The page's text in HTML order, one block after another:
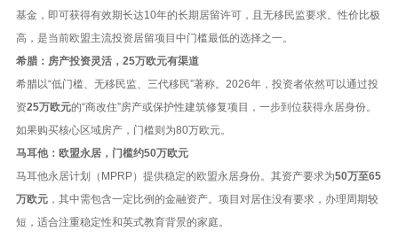
基金，即可获得有效期长达10年的长期居留许可，且无移民监要求。性价比极
高，是当前欧盟主流投资居留项目中门槛最低的选择之一。
希腊：房产投资灵活，25万欧元有渠道
希腊以“低门槛、无移民监、三代移民”著称。2026年，投资者依然可以通过投
资25万欧元的“商改住”房产或保护性建筑修复项目，一步到位获得永居身份。
如果购买核心区域房产，门槛则为80万欧元。
马耳他：欧盟永居，门槛约50万欧元
马耳他永居计划（MPRP）提供稳定的欧盟永居身份。其资产要求为50万至65
万欧元，其中需包含一定比例的金融资产。项目对居住没有要求，办理周期较
短，适合注重稳定性和英式教育背景的家庭。